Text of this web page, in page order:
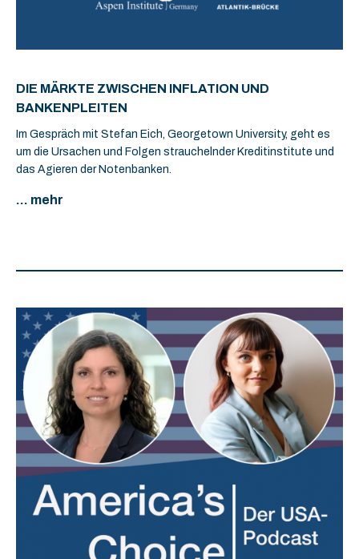
DIE MÄRKTE ZWISCHEN INFLATION UND
BANKENPLEITEN
Im Gespräch mit Stefan Eich, Georgetown University, geht es
um die Ursachen und Folgen strauchelnder Kreditinstitute und
das Agieren der Notenbanken.
... mehr